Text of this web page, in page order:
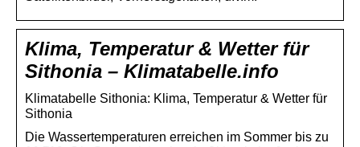
Klima, Temperatur & Wetter für
Sithonia – Klimatabelle.info
Klimatabelle Sithonia: Klima, Temperatur & Wetter für
Sithonia
Die Wassertemperaturen erreichen im Sommer bis zu